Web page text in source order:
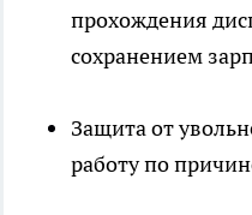
прохождения
сохранением
Защита от
работу по